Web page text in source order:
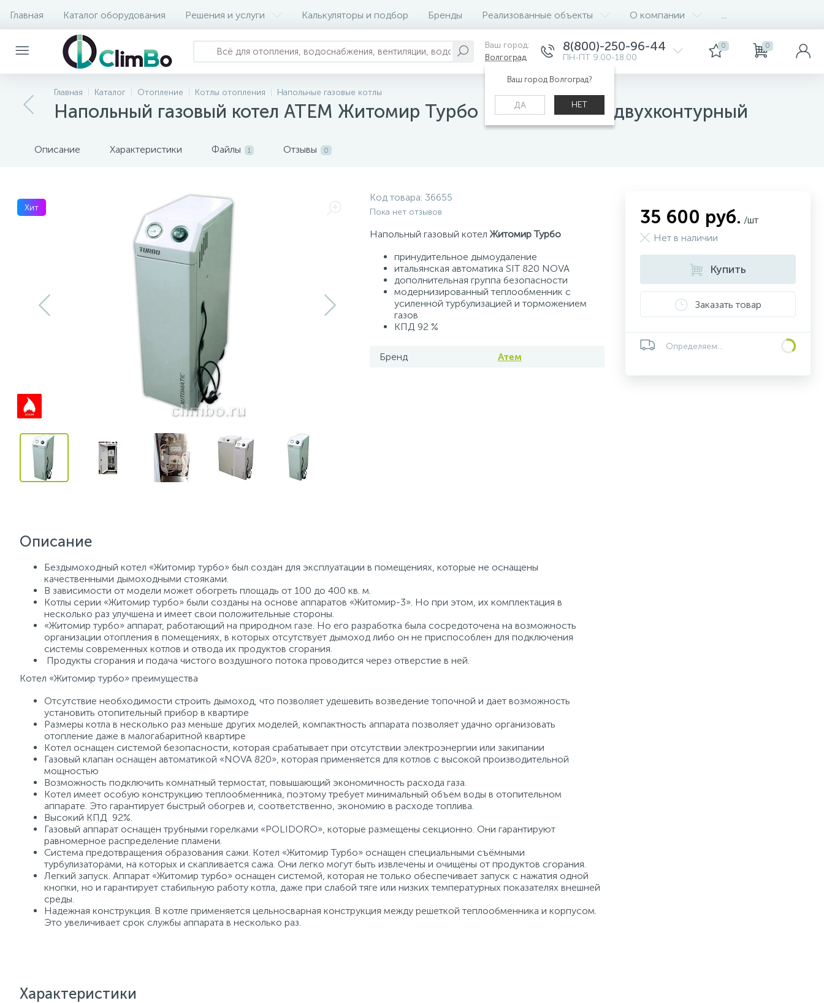
Главная Каталог оборудования Решения и услуги Калькуляторы и подбор Бренды Реализованные объекты О компании
Ваш город:
Волгоград
Ваш город Волгоград?
ДА НЕТ
8(800)-250-96-44
ПН-ПТ 9:00-18:00
0 0
Главная Каталог Отопление Котлы отопления Напольные газовые котлы
Напольный газовый котел АТЕМ Житомир Турбо КС-ГВ-010СН, двухконтурный
Описание Характеристики Файлы 1 Отзывы 0
Хит
Код товара: 36655
Пока нет отзывов
Напольный газовый котел Житомир Турбо
принудительное дымоудаление
итальянская автоматика SIT 820 NOVA
дополнительная группа безопасности
модернизированный теплообменник с
усиленной турбулизацией и торможением
газов
КПД 92 %
Бренд Атем
Описание
Бездымоходный котел «Житомир турбо» был создан для эксплуатации в помещениях, которые не оснащены
качественными дымоходными стояками.
В зависимости от модели может обогреть площадь от 100 до 400 кв. м.
Котлы серии «Житомир турбо» были созданы на основе аппаратов «Житомир-3». Но при этом, их комплектация в
несколько раз улучшена и имеет свои положительные стороны.
«Житомир турбо» аппарат, работающий на природном газе. Но его разработка была сосредоточена на возможность
организации отопления в помещениях, в которых отсутствует дымоход либо он не приспособлен для подключения
системы современных котлов и отвода их продуктов сгорания.
Продукты сгорания и подача чистого воздушного потока проводится через отверстие в ней.
Котел «Житомир турбо» преимущества
Отсутствие необходимости строить дымоход, что позволяет удешевить возведение топочной и дает возможность
установить отопительный прибор в квартире
Размеры котла в несколько раз меньше других моделей, компактность аппарата позволяет удачно организовать
отопление даже в малогабаритной квартире
Котел оснащен системой безопасности, которая срабатывает при отсутствии электроэнергии или закипании
Газовый клапан оснащен автоматикой «NOVA 820», которая применяется для котлов с высокой производительной
мощностью
Возможность подключить комнатный термостат, повышающий экономичность расхода газа.
Котел имеет особую конструкцию теплообменника, поэтому требует минимальный объем воды в отопительном
аппарате. Это гарантирует быстрый обогрев и, соответственно, экономию в расходе топлива.
Высокий КПД 92%.
Газовый аппарат оснащен трубными горелками «POLIDORO», которые размещены секционно. Они гарантируют
равномерное распределение пламени.
Система предотвращения образования сажи. Котел «Житомир Турбо» оснащен специальными съёмными
турбулизаторами, на которых и скапливается сажа. Они легко могут быть извлечены и очищены от продуктов сгорания.
Легкий запуск. Аппарат «Житомир турбо» оснащен системой, которая не только обеспечивает запуск с нажатия одной
кнопки, но и гарантирует стабильную работу котла, даже при слабой тяге или низких температурных показателях внешней
среды.
Надежная конструкция. В котле применяется цельносварная конструкция между решеткой теплообменника и корпусом.
Это увеличивает срок службы аппарата в несколько раз.
Характеристики
35 600 руб. /шт
Нет в наличии
Купить
Заказать товар
Определяем...